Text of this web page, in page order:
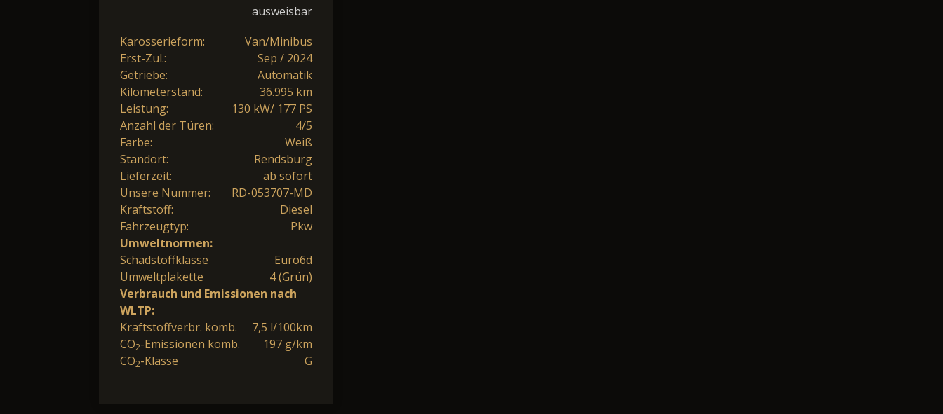
ausweisbar
Karosserieform:
Van/Minibus
Erst-Zul.:
Sep / 2024
Getriebe:
Automatik
Kilometerstand:
36.995 km
Leistung:
130 kW/ 177 PS
Anzahl der Türen:
4/5
Farbe:
Weiß
Standort:
Rendsburg
Lieferzeit:
ab sofort
Unsere Nummer:
RD-053707-MD
Kraftstoff:
Diesel
Fahrzeugtyp:
Pkw
Umweltnormen:
Schadstoffklasse
Euro6d
Umweltplakette
4 (Grün)
Verbrauch und Emissionen nach
WLTP:
Kraftstoffverbr. komb.
7,5 l/100km
CO2-Emissionen komb.
197 g/km
CO2-Klasse G